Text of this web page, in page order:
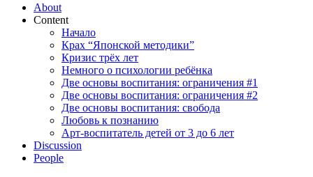
About
Content
Начало
Крах “Японской методики”
Кризис трёх лет
Немного о психологии ребёнка
Две основы воспитания: ограничения #1
Две основы воспитания: ограничения #2
Две основы воспитания: свобода
Любовь к познанию
Арт-воспитатель детей от 3 до 6 лет
Discussion
People